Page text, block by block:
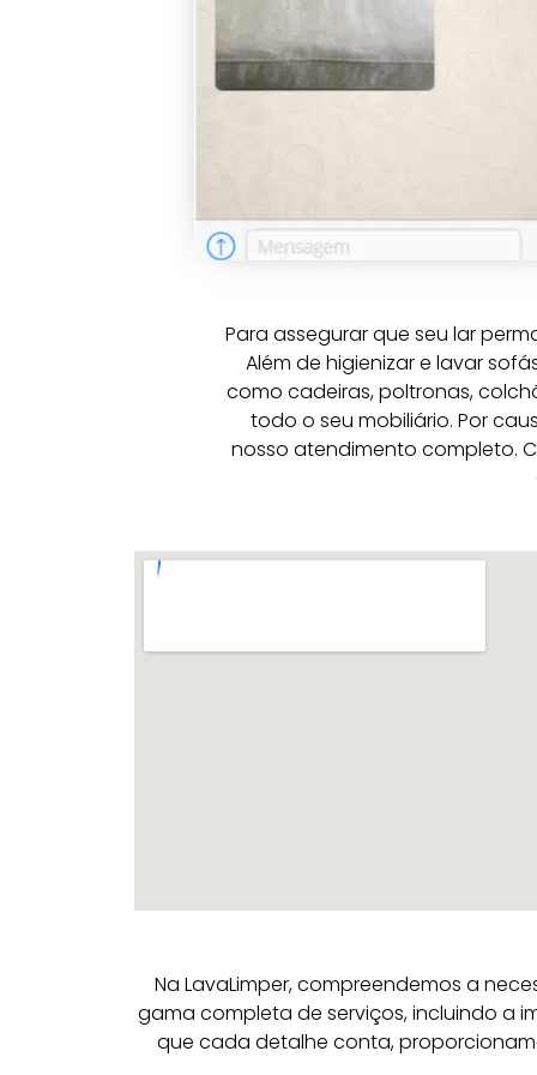
Para assegurar que seu lar
Além de higienizar e lavar
como cadeiras, poltronas,
todo o seu mobiliário. Por
nosso atendimento completo.
Na LavaLimper, compreendemos a
gama completa de serviços, incluindo a
que cada detalhe conta,